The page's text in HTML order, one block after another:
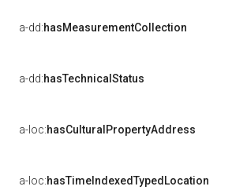
a-dd:hasMeasurementCollection
a-dd:hasTechnicalStatus
a-loc:hasCulturalPropertyAddress
a-loc:hasTimeIndexedTypedLocation